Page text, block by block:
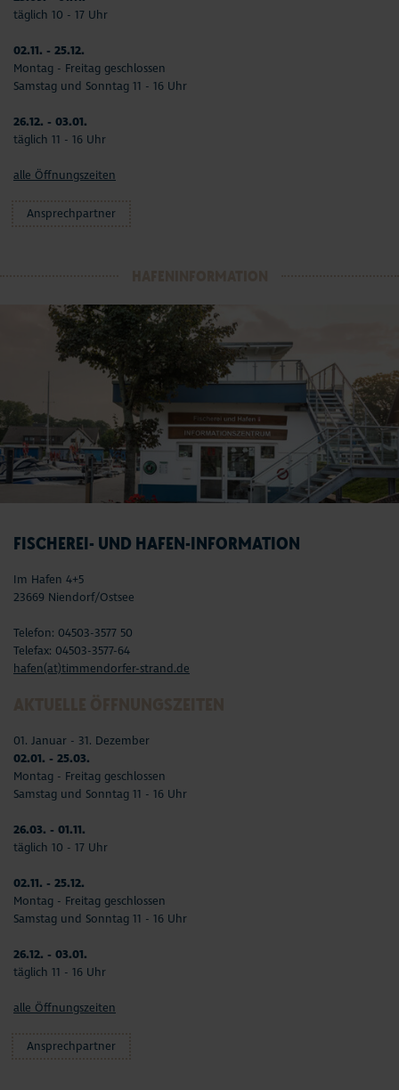
täglich 10 - 17 Uhr
02.11. - 25.12.
Montag - Freitag geschlossen
Samstag und Sonntag 11 - 16 Uhr
26.12. - 03.01.
täglich 11 - 16 Uhr
alle Öffnungszeiten
Ansprechpartner
FISCHEREI- UND HAFEN-INFORMATION
Im Hafen 4+5
23669 Niendorf/Ostsee
Telefon: 04503-3577 50
Telefax: 04503-3577-64
hafen(at)timmendorfer-strand.de
01. Januar - 31. Dezember
02.01. - 25.03.
Montag - Freitag geschlossen
Samstag und Sonntag 11 - 16 Uhr
26.03. - 01.11.
täglich 10 - 17 Uhr
02.11. - 25.12.
Montag - Freitag geschlossen
Samstag und Sonntag 11 - 16 Uhr
26.12. - 03.01.
täglich 11 - 16 Uhr
alle Öffnungszeiten
Ansprechpartner